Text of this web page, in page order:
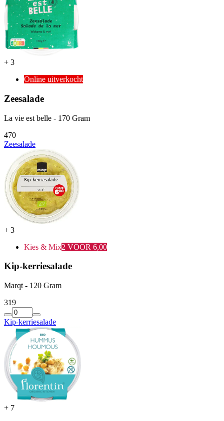
+ 3
Online uitverkocht
Zeesalade
La vie est belle - 170 Gram
470
Zeesalade
+ 3
Kies & Mix2 VOOR 6,00
Kip-kerriesalade
Marqt - 120 Gram
319
Kip-kerriesalade
+ 7